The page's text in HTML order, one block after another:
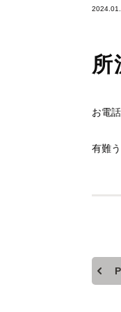
所
お電
有難